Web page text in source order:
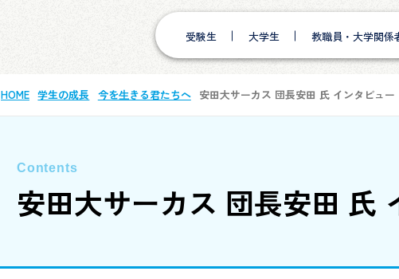
受験生 大学生 教職員・大学関係
HOME 学生の成長 今を⽣きる君たちへ 安田大サーカス 団長安田 氏 インタビュー
安田大サーカス 団長安田 氏